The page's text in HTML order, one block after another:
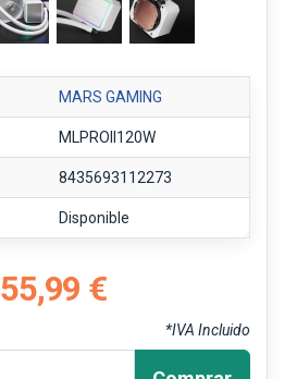
MARS GAMING
MLPROII120W
8435693112273
Disponible
55,99 €
*IVA Incluido